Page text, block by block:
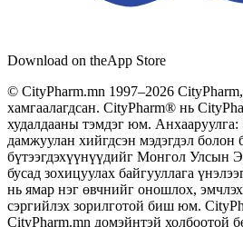
Download on theApp Store
© CityPharm.mn 1997–2026
хамгаалагдсан. CityPharm® нь
худалдааны тэмдэг юм. Анхааруулга:
дамжуулан хийгдсэн мэдэгдэл болон
бүтээгдэхүүнүүдийг Монгол Улсын
бусад зохицуулах байгууллага
нь ямар нэг өвчнийг оношлох,
сэргийлэх зорилготой биш юм.
CityPharm.mn домэйнтэй холбоотой